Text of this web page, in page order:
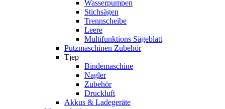
Wasserpumpen
Stichsägen
Trennscheibe
Leere
Multifunktions Sägeblatt
Putzmaschinen Zubehör
Tjep
Bindemaschine
Nagler
Zubehör
Druckluft
Akkus & Ladegeräte